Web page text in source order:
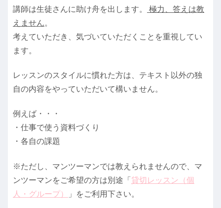
講師は生徒さんに助け舟を出します。
極力、答えは教
えません。
考えていただき、気づいていただくことを重視してい
ます。
レッスンのスタイルに慣れた方は、テキスト以外の独
自の内容をやっていただいて構いません。
例えば・・・
・仕事で使う資料づくり
・各自の課題
※ただし、マンツーマンでは教えられませんので、マ
ンツーマンをご希望の方は別途「 貸切レッスン（個
人・グループ）
」をご利用下さい。